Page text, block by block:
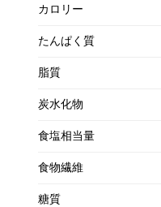
カロリー
たんぱく質
脂質
炭水化物
食塩相当量
食物繊維
糖質